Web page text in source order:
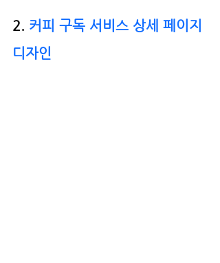
2. 커피 구독 서비스 상세 페이지
디자인